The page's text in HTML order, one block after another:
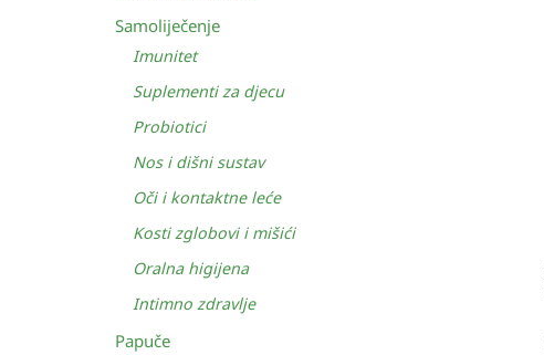
Samoliječenje
Imunitet
Suplementi za djecu
Probiotici
Nos i dišni sustav
Oči i kontaktne leće
Kosti zglobovi i mišići
Oralna higijena
Intimno zdravlje
Papuče